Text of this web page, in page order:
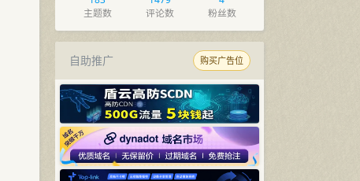
主题数
评论数
粉丝数
自助推广 购买广告位